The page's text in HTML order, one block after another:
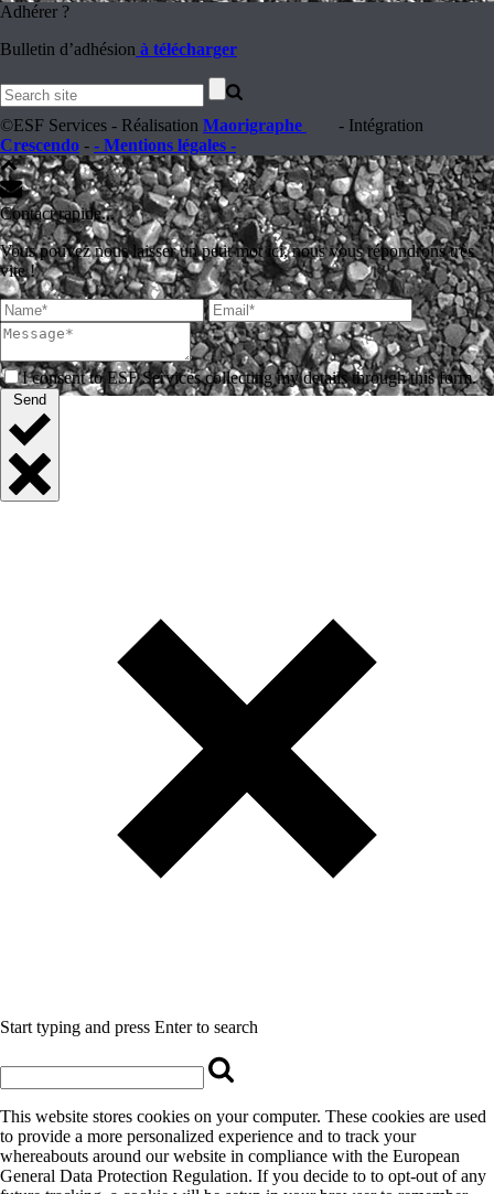
Adhérer ?
Bulletin d’adhésion à télécharger
©ESF Services - Réalisation Maorigraphe
- Intégration
Crescendo - - Mentions légales -
Contact rapide...
Vous pouvez nous laisser un petit mot ici, nous vous répondrons très
vite !
I consent to ESF Services collecting my details through this form.
Send
Start typing and press Enter to search
This website stores cookies on your computer. These cookies are used
to provide a more personalized experience and to track your
whereabouts around our website in compliance with the European
General Data Protection Regulation. If you decide to to opt-out of any